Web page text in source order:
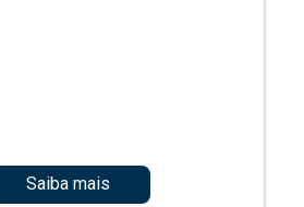
Saiba mais